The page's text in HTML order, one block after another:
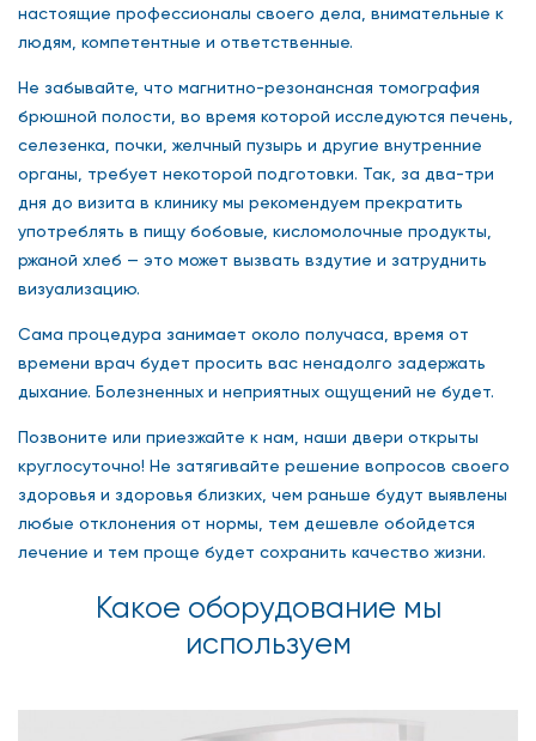
настоящие профессионалы своего дела, внимательные к
людям, компетентные и ответственные.
Не забывайте, что магнитно-резонансная томография
брюшной полости, во время которой исследуются печень,
селезенка, почки, желчный пузырь и другие внутренние
органы, требует некоторой подготовки. Так, за два-три
дня до визита в клинику мы рекомендуем прекратить
употреблять в пищу бобовые, кисломолочные продукты,
ржаной хлеб — это может вызвать вздутие и затруднить
визуализацию.
Сама процедура занимает около получаса, время от
времени врач будет просить вас ненадолго задержать
дыхание. Болезненных и неприятных ощущений не будет.
Позвоните или приезжайте к нам, наши двери открыты
круглосуточно! Не затягивайте решение вопросов своего
здоровья и здоровья близких, чем раньше будут выявлены
любые отклонения от нормы, тем дешевле обойдется
лечение и тем проще будет сохранить качество жизни.
Какое оборудование мы
используем